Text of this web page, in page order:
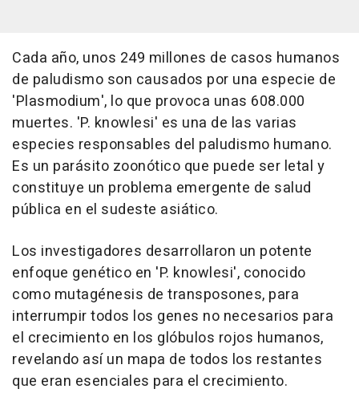
Cada año, unos 249 millones de casos humanos
de paludismo son causados por una especie de
'Plasmodium', lo que provoca unas 608.000
muertes. 'P. knowlesi' es una de las varias
especies responsables del paludismo humano.
Es un parásito zoonótico que puede ser letal y
constituye un problema emergente de salud
pública en el sudeste asiático.
Los investigadores desarrollaron un potente
enfoque genético en 'P. knowlesi', conocido
como mutagénesis de transposones, para
interrumpir todos los genes no necesarios para
el crecimiento en los glóbulos rojos humanos,
revelando así un mapa de todos los restantes
que eran esenciales para el crecimiento.